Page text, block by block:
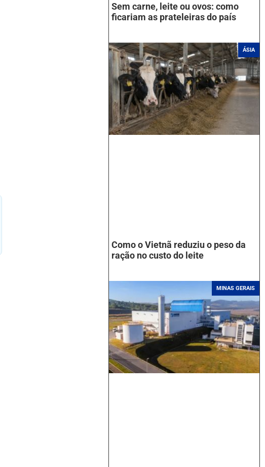
Sem carne, leite ou ovos: como
ficariam as prateleiras do país
ÁSIA
Como o Vietnã reduziu o peso da
ração no custo do leite
MINAS GERAIS